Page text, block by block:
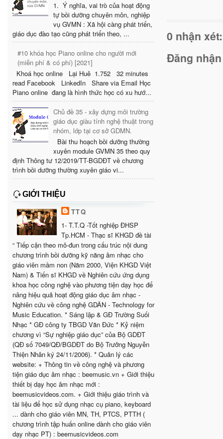
1. Ý nghĩa, vai trò của hoạt động
tự bồi dưỡng chuyên môn, nghiệp
vụ GVMN : Xã hội càng phát triển,
giáo dục đào tạo cũng phát triển theo, ...
#10 khóa học Piano online cho người mới
(miễn phí & có phí) [2021]
Khoá học online Lại Huê 1.752 32 minutes
read Facebook LinkedIn Share via Email Học
Piano online đang là hình thức học có xu hướ...
Chủ đề 35 - xây dựng môi trường
giáo dục giàu tính nghệ thuật trong
nhóm, lớp tại cơ sở GDMN.
Bài thu hoạch bồi dưỡng thường
xuyên module GVMN 35 theo quy
định Thông tư 12/2019/TT-BGDĐT về chương
trình bồi dưỡng thường xuyên giáo vi...
GIỚI THIỆU
TTQ
1- T.T.Q -Tốt nghiệp ĐHSP
Tp.HCM - Thạc sĩ KHGD đề tài
“ Tiếp cận theo mô-đun trong cấu trúc nội dung
chương trình bồi dưỡng kỹ năng âm nhạc cho
giáo viên mầm non (Năm 2000, Viện KHGD Việt
Nam) & Tiến sĩ KHGD về Nghiên cứu ứng dụng
khoa học công nghệ vào phương tiện dạy học để
nâng hiệu quả hoạt động giáo dục âm nhạc -
Nghiên cứu về công nghệ GDÂN - Technology for
Music Education. * Sáng lập & GĐ Trường Suối
Nhạc * GĐ công ty TBGD Văn Đức * Kỷ niệm
chương vì “Sự nghiệp giáo dục” của Bộ GDĐT
(QĐ số 7049/QĐ/BGDĐT do Bộ Trưởng Nguyễn
Thiện Nhân ký 24/11/2006). * Quản lý các
website: + Thông tin về công nghệ và phương
tiện giáo dục âm nhạc : beemusic.vn + Giới thiệu
thiết bị dạy học âm nhạc mới :
beemusicvideos.com. + Giới thiệu giáo trình và
tài liệu để học sử dụng nhạc cụ piano, keyboard
... dành cho giáo viên MN, TH, PTCS, PTTH (
chương trình tập huấn online dành cho giáo viên
dạy nhạc PT) : beemusicvideos.com
0 nhận xét:
Đăng